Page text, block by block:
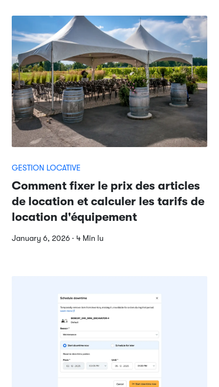
GESTION LOCATIVE
Comment fixer le prix des articles
de location et calculer les tarifs de
location d'équipement
January 6, 2026 · 4 Min lu